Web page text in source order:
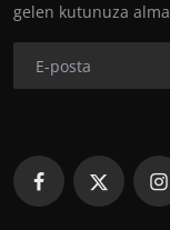
gelen kutunuza